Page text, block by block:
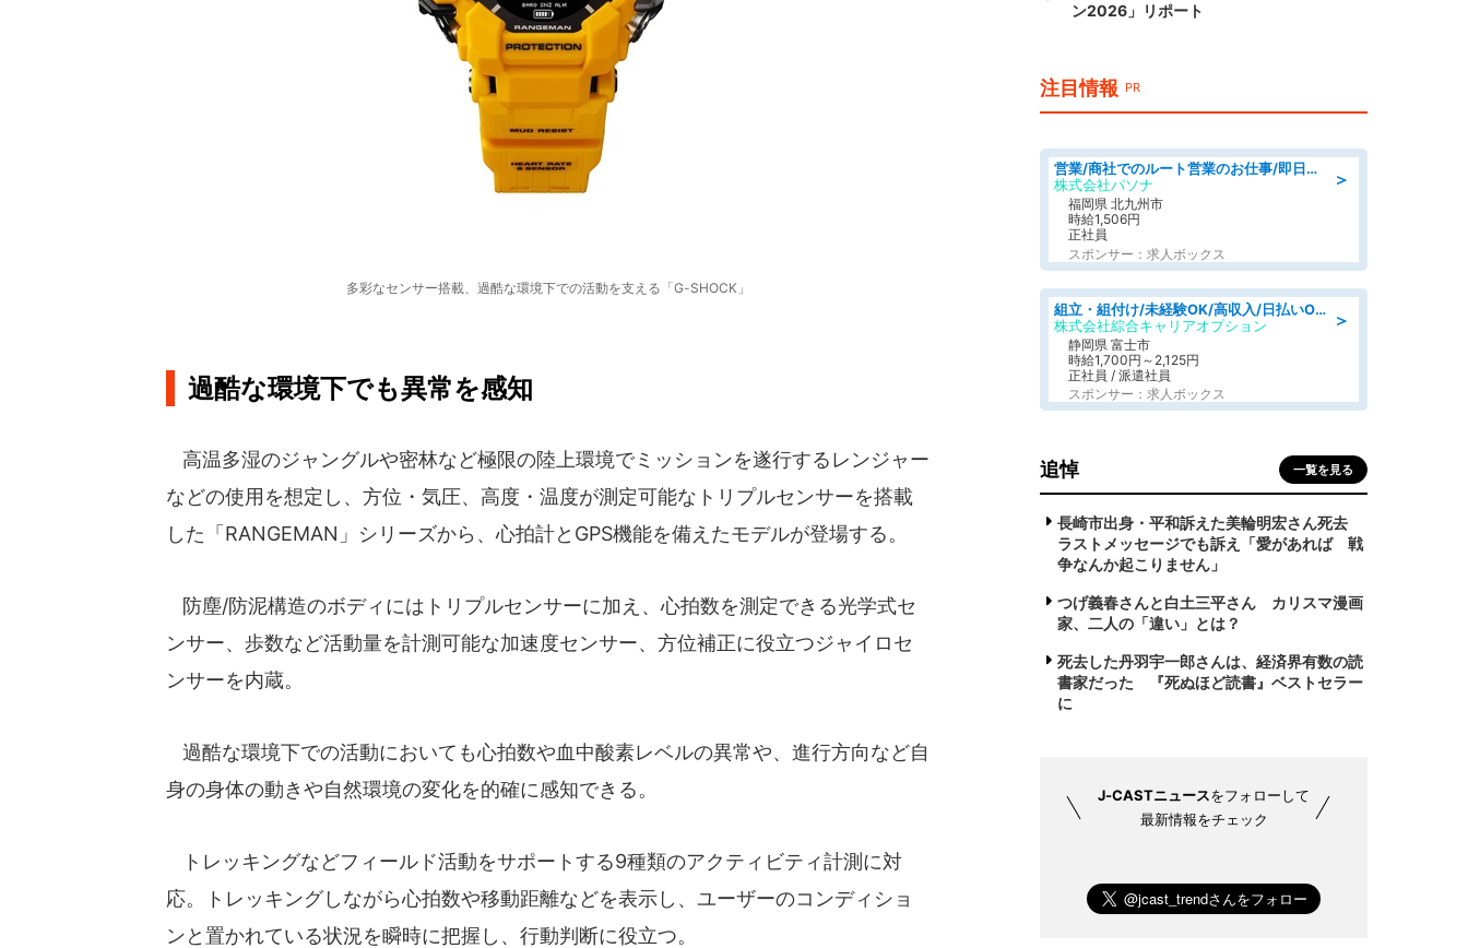
多彩なセンサー搭載、過酷な環境下での活動を支える「G-SHOCK」
過酷な環境下でも異常を感知
高温多湿のジャングルや密林など極限の陸上環境でミッションを遂行するレンジャー
などの使用を想定し、方位・気圧、高度・温度が測定可能なトリプルセンサーを搭載
した「RANGEMAN」シリーズから、心拍計とGPS機能を備えたモデルが登場する。
防塵/防泥構造のボディにはトリプルセンサーに加え、心拍数を測定できる光学式セ
ンサー、歩数など活動量を計測可能な加速度センサー、方位補正に役立つジャイロセ
ンサーを内蔵。
過酷な環境下での活動においても心拍数や血中酸素レベルの異常や、進行方向など自
身の身体の動きや自然環境の変化を的確に感知できる。
トレッキングなどフィールド活動をサポートする9種類のアクティビティ計測に対
応。トレッキングしながら心拍数や移動距離などを表示し、ユーザーのコンディショ
ンと置かれている状況を瞬時に把握し、行動判断に役立つ。
ン2026」リポート
注目情報 PR
＞
営業/商社でのルート営業のお仕事/即日勤務可/車通勤可/営業
株式会社パソナ
福岡県 北九州市
時給1,506円
正社員
スポンサー：求人ボックス
＞
組立・組付け/未経験OK/高収入/日払いOK/寮費無料/交替制
株式会社綜合キャリアオプション
静岡県 富士市
時給1,700円～2,125円
正社員 / 派遣社員
スポンサー：求人ボックス
追悼 一覧を見る
長崎市出身・平和訴えた美輪明宏さん死去
ラストメッセージでも訴え「愛があれば 戦
争なんか起こりません」
つげ義春さんと白土三平さん カリスマ漫画
家、二人の「違い」とは？
死去した丹羽宇一郎さんは、経済界有数の読
書家だった 『死ぬほど読書』ベストセラー
に
J-CASTニュースをフォローして
最新情報をチェック